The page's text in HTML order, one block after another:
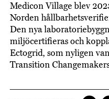
Medicon Village blev
Norden
Den nya
miljöcertifieras och
Ectogrid, som nyligen
Transition